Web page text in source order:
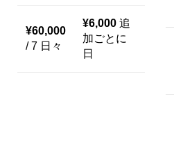
¥60,000
/ 7 日々
¥6,000 追
加ごとに
日